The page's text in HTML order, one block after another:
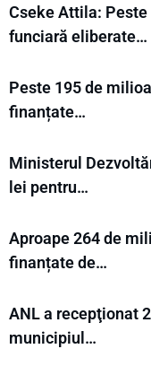
Cseke Attila: Peste
funciară eliberate…
Peste 195 de
finanțate…
Ministerul
lei pentru…
Aproape 264 de
finanțate de…
ANL a recepţionat
municipiul…